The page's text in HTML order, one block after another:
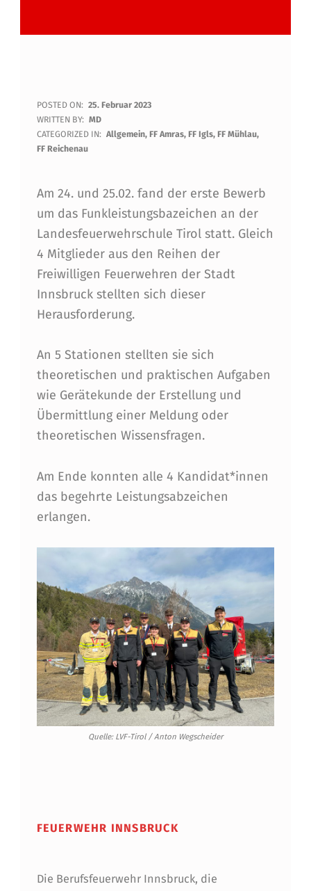
1
.
F
U
N
K
L
E
I
T
U
N
G
A
B
I
C
H
E
N
I
O
POSTED ON: 25. Februar 2023
WRITTEN BY: MD
CATEGORIZED IN: Allgemein,FF Amras,FF Igls,FF Mühlau,
FF Reichenau
Am 24. und 25.02. fand der erste Bewerb
um das Funkleistungsbazeichen an der
Landesfeuerwehrschule Tirol statt. Gleich
4 Mitglieder aus den Reihen der
Freiwilligen Feuerwehren der Stadt
Innsbruck stellten sich dieser
Herausforderung.
An 5 Stationen stellten sie sich
theoretischen und praktischen Aufgaben
wie Gerätekunde der Erstellung und
Übermittlung einer Meldung oder
theoretischen Wissensfragen.
Am Ende konnten alle 4 Kandidat*innen
das begehrte Leistungsabzeichen
erlangen.
Quelle: LVF-Tirol / Anton Wegscheider
FEUERWEHR INNSBRUCK
Die Berufsfeuerwehr Innsbruck, die